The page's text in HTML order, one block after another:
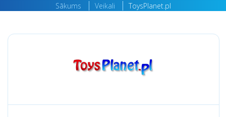
Sākums Veikali ToysPlanet.pl